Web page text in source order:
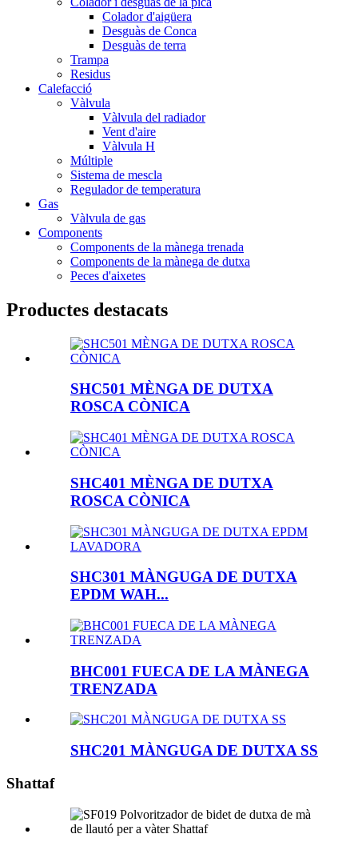
Colador d'aigüera
Desguàs de Conca
Desguàs de terra
Trampa
Residus
Calefacció
Vàlvula
Vàlvula del radiador
Vent d'aire
Vàlvula H
Múltiple
Sistema de mescla
Regulador de temperatura
Gas
Vàlvula de gas
Components
Components de la mànega trenada
Components de la mànega de dutxa
Peces d'aixetes
Productes destacats
SHC501 MÈNGA DE DUTXA
ROSCA CÒNICA
SHC401 MÈNGA DE DUTXA
ROSCA CÒNICA
SHC301 MÀNGUGA DE DUTXA
EPDM WAH...
BHC001 FUECA DE LA MÀNEGA
TRENZADA
SHC201 MÀNGUGA DE DUTXA SS
Shattaf